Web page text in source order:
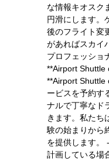
な情報キオスク
円滑にします。
後のフライト変
があればスカイ
プロフェッショ
**Airport Shuttle
**Airport Shuttle
ービスを予約す
ナルで丁寧なド
きます。私たち
験の始まりから
を提供します。
計画している場